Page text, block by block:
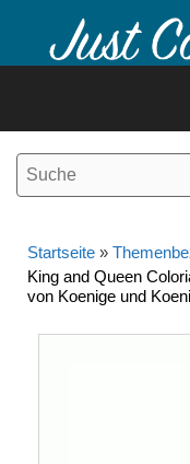
Inhalt
Startseite »
King and Queen
von Koenige und